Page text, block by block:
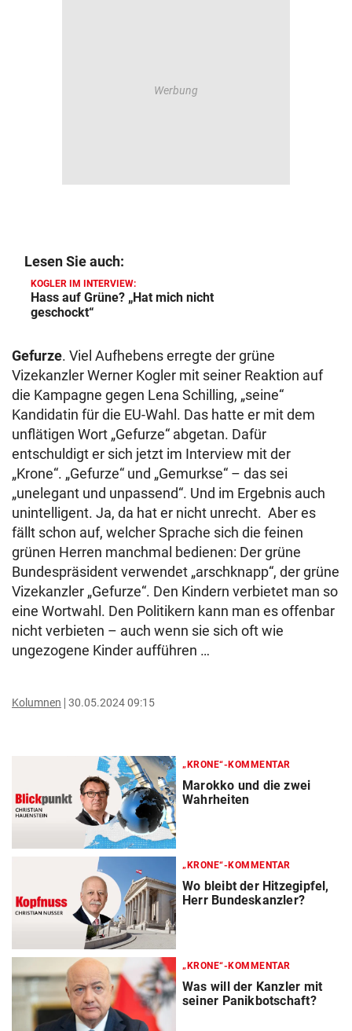
Lesen Sie auch:
KOGLER IM INTERVIEW:
Hass auf Grüne? „Hat mich nicht
geschockt“
Gefurze. Viel Aufhebens erregte der grüne
Vizekanzler Werner Kogler mit seiner Reaktion auf
die Kampagne gegen Lena Schilling, „seine“
Kandidatin für die EU-Wahl. Das hatte er mit dem
unflätigen Wort „Gefurze“ abgetan. Dafür
entschuldigt er sich jetzt im Interview mit der
„Krone“. „Gefurze“ und „Gemurkse“ – das sei
„unelegant und unpassend“. Und im Ergebnis auch
unintelligent. Ja, da hat er nicht unrecht. Aber es
fällt schon auf, welcher Sprache sich die feinen
grünen Herren manchmal bedienen: Der grüne
Bundespräsident verwendet „arschknapp“, der grüne
Vizekanzler „Gefurze“. Den Kindern verbietet man so
eine Wortwahl. Den Politikern kann man es offenbar
nicht verbieten – auch wenn sie sich oft wie
ungezogene Kinder aufführen …
Kolumnen 30.05.2024 09:15
„KRONE“-KOMMENTAR
Marokko und die zwei
Wahrheiten
„KRONE“-KOMMENTAR
Wo bleibt der Hitzegipfel,
Herr Bundeskanzler?
„KRONE“-KOMMENTAR
Was will der Kanzler mit
seiner Panikbotschaft?